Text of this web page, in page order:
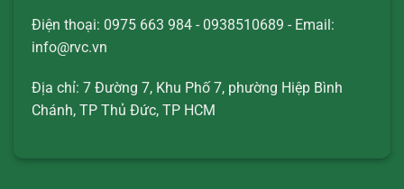
Điện thoại: 0975 663 984 - 0938510689 - Email:
info@rvc.vn
Địa chỉ: 7 Đường 7, Khu Phố 7, phường Hiệp Bình
Chánh, TP Thủ Đức, TP HCM